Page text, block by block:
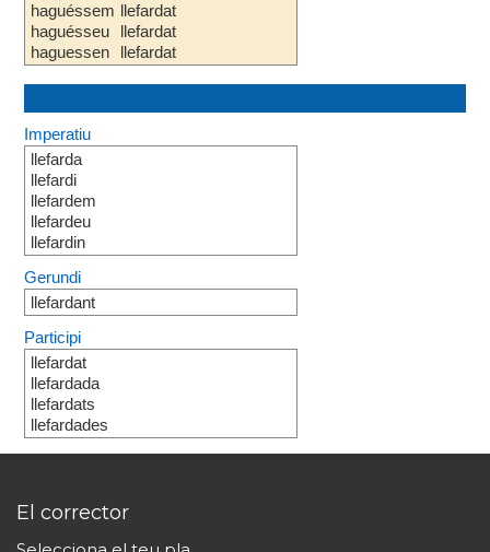
haguéssem
haguésseu
haguessen
llefardat
llefardat
llefardat
Imperatiu
llefarda
llefardi
llefardem
llefardeu
llefardin
Gerundi
llefardant
Participi
llefardat
llefardada
llefardats
llefardades
El corrector